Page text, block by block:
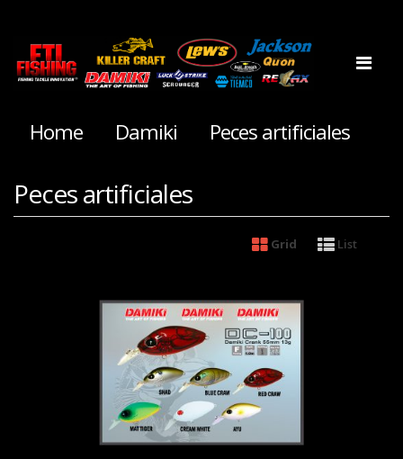
Home Damiki Peces artificiales
Peces artificiales
Grid List